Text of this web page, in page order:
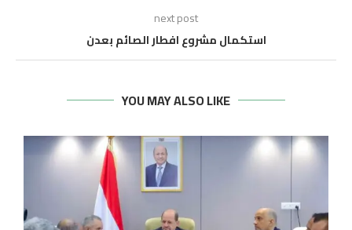
next post
استكمال مشروع افطار الصائم بعدن
YOU MAY ALSO LIKE